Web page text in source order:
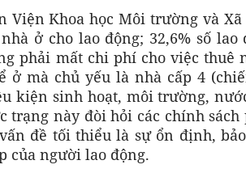
Viện Khoa học Môi trường và
ở cho lao động; 32,6% số
phải mất chi phí cho việc
ở mà chủ yếu là nhà cấp 4
kiện sinh hoạt, môi trường,
trạng này đòi hỏi các chính
đề tối thiểu là sự ổn định,
của người lao động.